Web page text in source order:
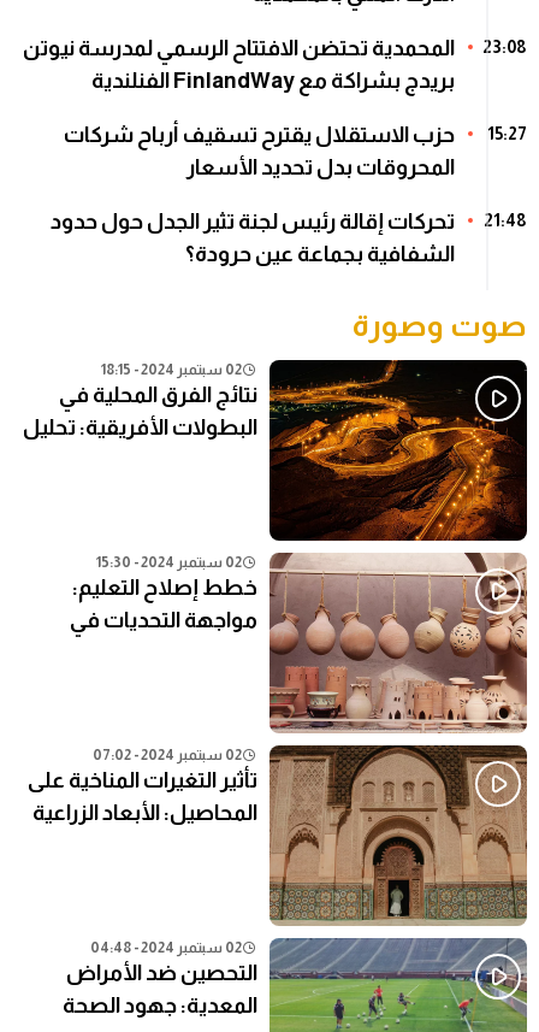
23:08
المحمدية تحتضن الافتتاح الرسمي لمدرسة نيوتن
بريدج بشراكة مع FinlandWay الفنلندية
15:27
حزب الاستقلال يقترح تسقيف أرباح شركات
المحروقات بدل تحديد الأسعار
21:48
تحركات إقالة رئيس لجنة تثير الجدل حول حدود
الشفافية بجماعة عين حرودة؟
صوت وصورة
02 سبتمبر 2024 - 18:15
نتائج الفرق المحلية في
البطولات الأفريقية: تحليل
02 سبتمبر 2024 - 15:30
خطط إصلاح التعليم:
مواجهة التحديات في
02 سبتمبر 2024 - 07:02
تأثير التغيرات المناخية على
المحاصيل: الأبعاد الزراعية
02 سبتمبر 2024 - 04:48
التحصين ضد الأمراض
المعدية: جهود الصحة